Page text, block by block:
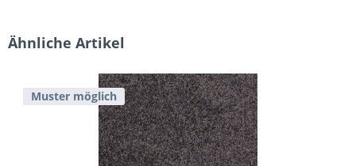
Ähnliche Artikel
Muster möglich